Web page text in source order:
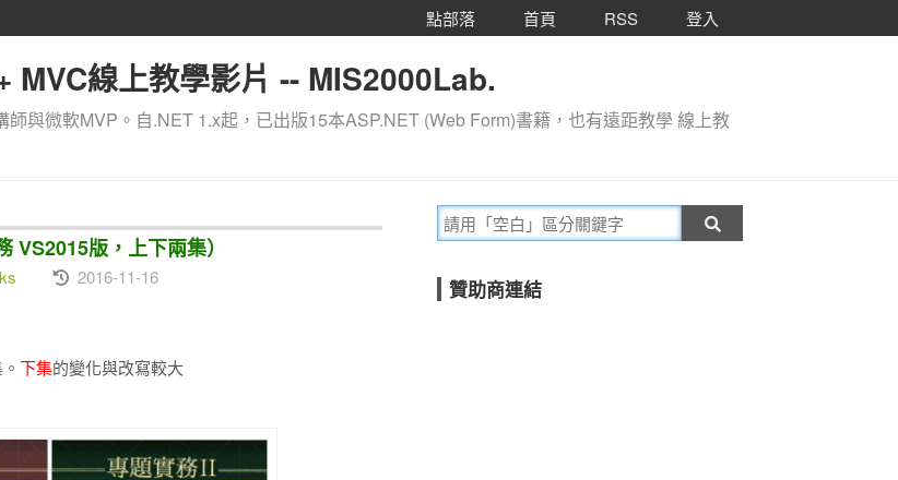
點部落 首頁 RSS 登入
MVC線上教學影片 -- MIS2000Lab.
與微軟MVP。自.NET 1.x起，已出版15本ASP.NET (Web Form)書籍，也有遠距教學 線上教
VS2015版，上下兩集）
2016-11-16
下集的變化與改寫較大
贊助商連結